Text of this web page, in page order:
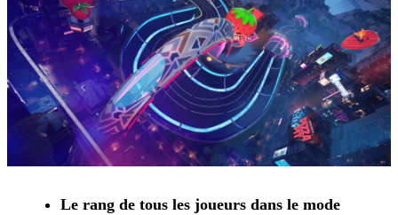
Le rang de tous les joueurs dans le mode